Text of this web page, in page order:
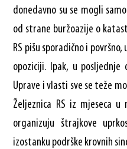
donedavno su se mogli
od strane buržoazije o
RS pišu sporadično i
opoziciji. Ipak, u
Uprave i vlasti sve se teže
Željeznica RS iz mjeseca
organizuju štrajkove
izostanku podrške krovnih